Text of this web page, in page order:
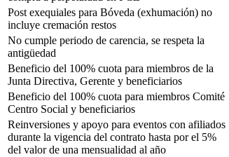
Post exequiales para Bóveda (exhumación) no
incluye cremación restos
No cumple periodo de carencia, se respeta la
antigüedad
Beneficio del 100% cuota para miembros de la
Junta Directiva, Gerente y beneficiarios
Beneficio del 100% cuota para miembros Comité
Centro Social y beneficiarios
Reinversiones y apoyo para eventos con afiliados
durante la vigencia del contrato hasta por el 5%
del valor de una mensualidad al año